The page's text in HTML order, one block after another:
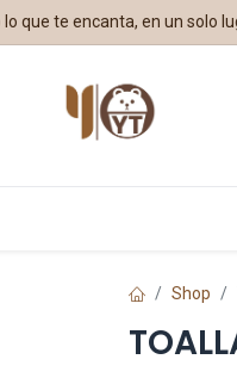
lo que te encanta, en un solo
Shop